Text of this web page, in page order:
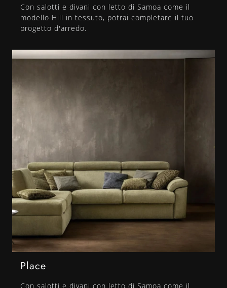
Con salotti e divani con letto di Samoa come il
modello Hill in tessuto, potrai completare il tuo
progetto d'arredo.
Place
Con salotti e divani con letto di Samoa come il